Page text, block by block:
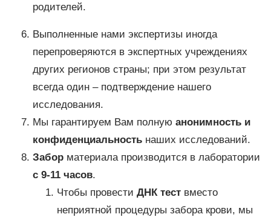
родителей.
Выполненные нами экспертизы иногда
перепроверяются в экспертных учреждениях
других регионов страны; при этом результат
всегда один – подтверждение нашего
исследования.
Мы гарантируем Вам полную анонимность и
конфиденциальностьнаших исследований.
Заборматериала производится в лаборатории
с 9-11 часов.
Чтобы провести ДНК тествместо
неприятной процедуры забора крови, мы